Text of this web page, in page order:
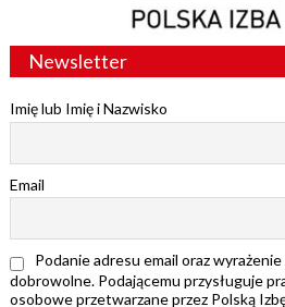
Newsletter
Imię lub Imię i Nazwisko
Email
Podanie adresu email oraz
dobrowolne. Podającemu przysługuje
osobowe przetwarzane przez Polską